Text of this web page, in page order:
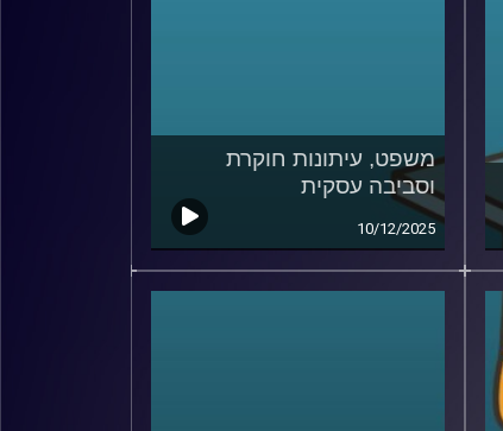
משפט, עיתונות חוקרת
וסביבה עסקית
10/12/2025